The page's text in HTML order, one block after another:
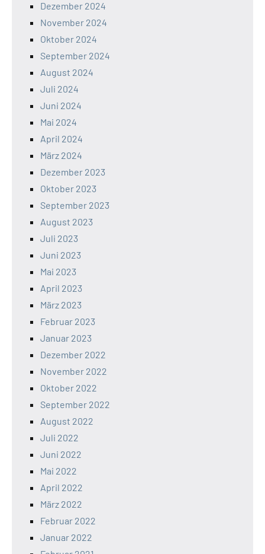
Dezember 2024
November 2024
Oktober 2024
September 2024
August 2024
Juli 2024
Juni 2024
Mai 2024
April 2024
März 2024
Dezember 2023
Oktober 2023
September 2023
August 2023
Juli 2023
Juni 2023
Mai 2023
April 2023
März 2023
Februar 2023
Januar 2023
Dezember 2022
November 2022
Oktober 2022
September 2022
August 2022
Juli 2022
Juni 2022
Mai 2022
April 2022
März 2022
Februar 2022
Januar 2022